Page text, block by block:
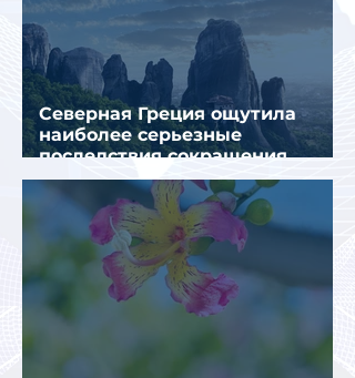
Северная Греция ощутила
наиболее серьезные
последствия сокращения
турпотока из России